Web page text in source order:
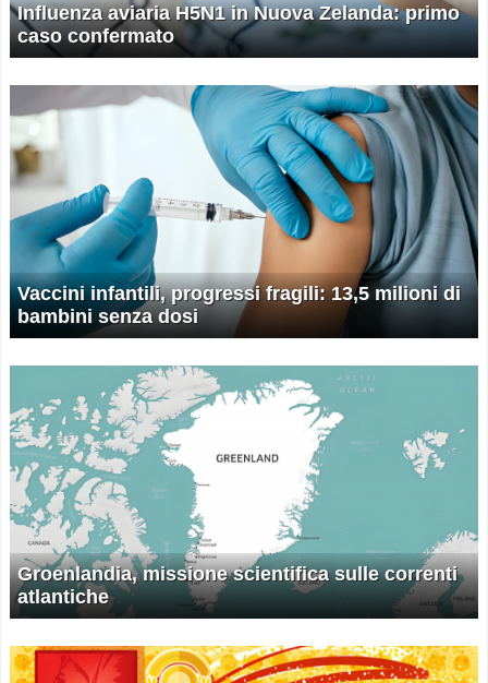
Influenza aviaria H5N1 in Nuova Zelanda: primo
caso confermato
Vaccini infantili, progressi fragili: 13,5 milioni di
bambini senza dosi
Groenlandia, missione scientifica sulle correnti
atlantiche